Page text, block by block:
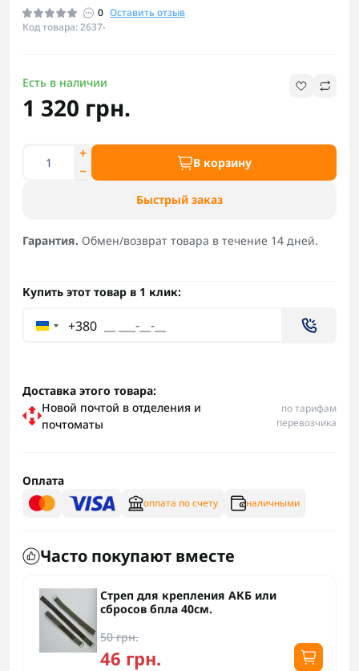
0 Оставить отзыв
Код товара: 2637-
Есть в наличии
1 320 грн.
В корзину
Быстрый заказ
Гарантия. Обмен/возврат товара в течение 14 дней.
Купить этот товар в 1 клик:
+380
Доставка этого товара:
Новой почтой в отделения и
почтоматы
по тарифам
перевозчика
Оплата
оплата по счету наличными
Часто покупают вместе
Стреп для крепления АКБ или
сбросов бпла 40см.
50 грн.
46 грн.